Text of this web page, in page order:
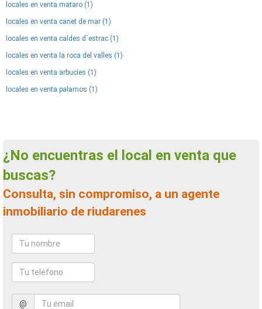
locales en venta mataro (1)
locales en venta canet de mar (1)
locales en venta caldes d´estrac (1)
locales en venta la roca del valles (1)
locales en venta arbucies (1)
locales en venta palamos (1)
¿No encuentras el local en venta que
buscas?
Consulta, sin compromiso, a un agente
inmobiliario de riudarenes
@